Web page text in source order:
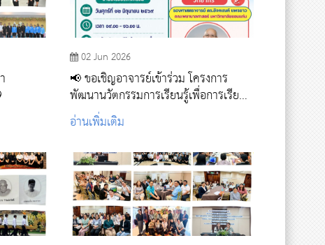
02 Jun 2026
📢 ขอเชิญอาจารย์เข้าร่วม โครงการ
พัฒนานวัตกรรมการเรียนรู้เพื่อการเรียนรู้
ตลอดชีวิต รองรับความต้องการและ
สถานการณ์ที่เปลี่ยนแปลงไป กิจกรรมที่ 1
การเรียนรู้ Evidence-Based Practice
(EBP)
อ่านเพิ่มเติม